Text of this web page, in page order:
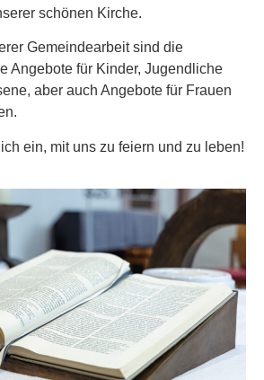
schönen Kirche.
Gemeindearbeit sind die
Angebote für Kinder, Jugendliche
aber auch Angebote für Frauen
ein, mit uns zu feiern und zu leben!